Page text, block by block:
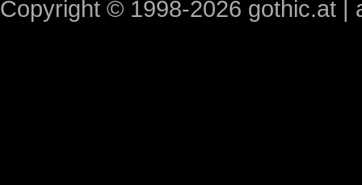
Copyright © 1998-2026 gothic.at |